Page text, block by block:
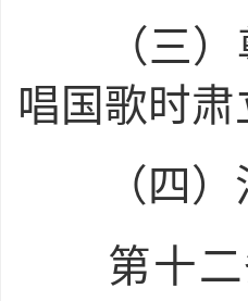
（三）尊
唱国歌时
（四）法
第十二